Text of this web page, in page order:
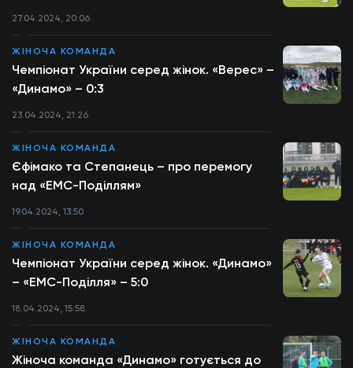
27.04.2024, 20:06
ЖІНОЧА КОМАНДА
Чемпіонат України серед жінок. «Верес» –
«Динамо» – 0:3
23.04.2024, 21:26
ЖІНОЧА КОМАНДА
Єфімако та Степанець – про перемогу
над «ЕМС-Поділлям»
19.04.2024, 13:50
ЖІНОЧА КОМАНДА
Чемпіонат України серед жінок. «Динамо»
– «ЕМС-Поділля» – 5:0
18.04.2024, 15:58
ЖІНОЧА КОМАНДА
Жіноча команда «Динамо» готується до